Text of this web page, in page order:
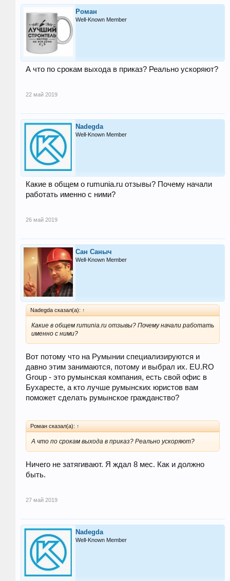
Роман
Well-Known Member
А что по срокам выхода в приказ? Реально ускоряют?
22 май 2019
Nadegda
Well-Known Member
Какие в общем о rumunia.ru отзывы? Почему начали
работать именно с ними?
26 май 2019
Сан Саныч
Well-Known Member
Nadegda сказал(а): ↑
Какие в общем rumunia.ru отзывы? Почему начали работать
именно с ними?
Вот потому что на Румынии специализируются и
давно этим занимаются, потому и выбрал их. EU.RO
Group - это румынская компания, есть свой офис в
Бухаресте, а кто лучше румынских юристов вам
поможет сделать румынское гражданство?
Роман сказал(а): ↑
А что по срокам выхода в приказ? Реально ускоряют?
Ничего не затягивают. Я ждал 8 мес. Как и должно
быть.
27 май 2019
Nadegda
Well-Known Member